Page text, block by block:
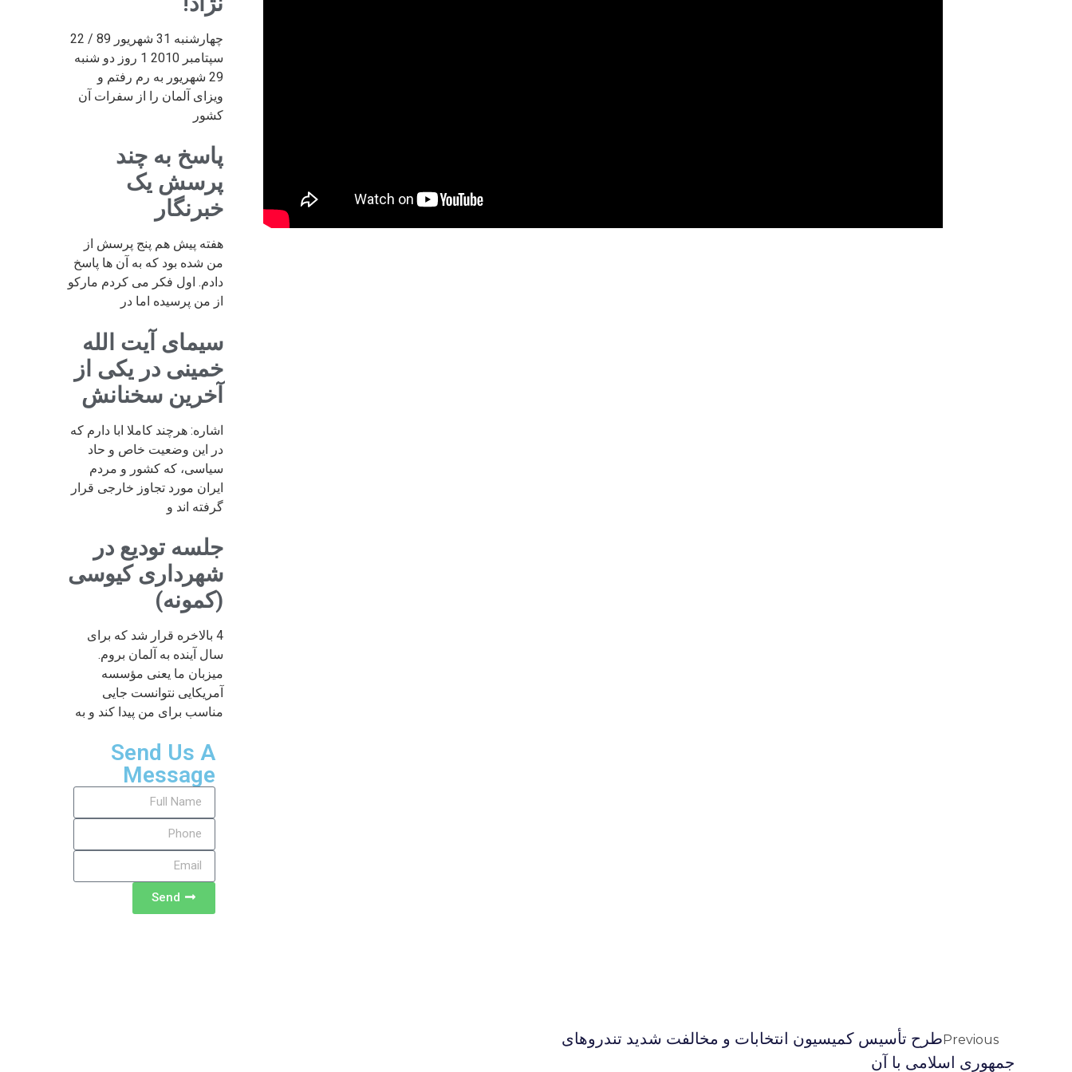
چهارشنبه 31 شهریور 89 / 22
سپتامبر 2010 1 روز دو شنبه
29 شهریور به رم رفتم و
ویزای آلمان را از سفرات آن
کشور
پاسخ به چند
پرسش یک
خبرنگار
هفته پیش هم پنج پرسش از
من شده بود که به آن ها پاسخ
دادم. اول فکر می کردم مارکو
از من پرسیده اما در
سیمای آیت الله
خمینی در یکی از
آخرین سخنانش
اشاره: هرچند کاملا ابا دارم که
در این وضعیت خاص و حاد
سیاسی، که کشور و مردم
ایران مورد تجاوز خارجی قرار
گرفته اند و
جلسه تودیع در
شهرداری کیوسی
(کمونه)
4 بالاخره قرار شد که برای
سال آینده به آلمان بروم.
میزبان ما یعنی مؤسسه
آمریکایی نتوانست جایی
مناسب برای من پیدا کند و به
Send Us A
Message
Send
Previousطرح تأسیس کمیسیون انتخابات و مخالفت شدید تندروهای
جمهوری اسلامی با آن